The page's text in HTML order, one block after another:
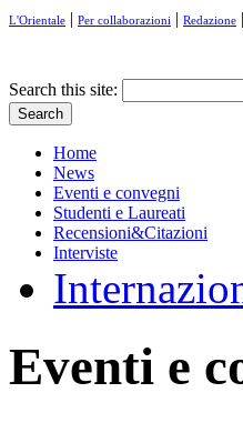
L'Orientale | Per collaborazioni | Redazione |
Search this site:
Home
News
Eventi e convegni
Studenti e Laureati
Recensioni&Citazioni
Interviste
Eventi e